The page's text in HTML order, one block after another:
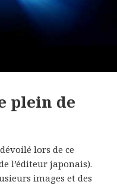
plein de
lors de ce
l’éditeur japonais).
images et des